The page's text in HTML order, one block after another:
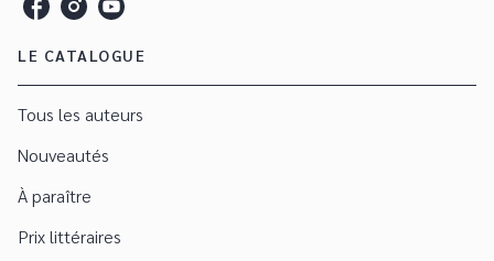
LE CATALOGUE
Tous les auteurs
Nouveautés
À paraître
Prix littéraires